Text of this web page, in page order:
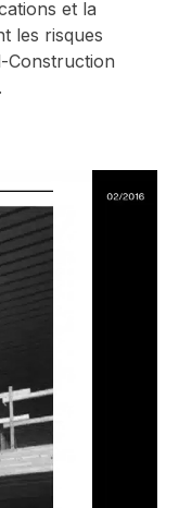
et la
les risques
Construction